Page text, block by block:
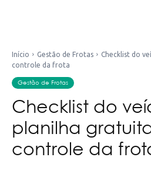
Início Gestão de Frotas
Checklist do
controle da frota
Gestão de Frotas
Checklist do
planilha
controle da